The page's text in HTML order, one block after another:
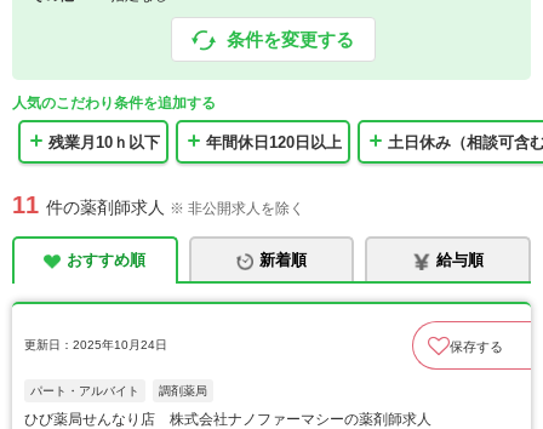
条件を変更する
人気のこだわり条件を追加する
残業月10ｈ以下 年間休日120日以上 土日休み（相談可含
11 件の薬剤師求人 ※ 非公開求人を除く
おすすめ順 新着順 給与順
更新日：2025年10月24日 保存する
パート・アルバイト 調剤薬局
ひび薬局せんなり店 株式会社ナノファーマシーの薬剤師求人